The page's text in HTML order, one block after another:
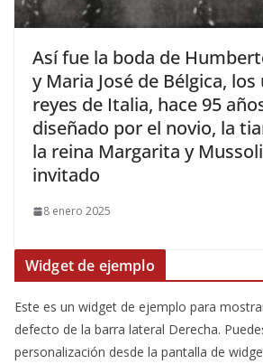
​Así fue la boda de
y Maria José de Bélgica,
reyes de Italia, hace 95
diseñado por el novio, la
la reina Margarita y
invitado
8 enero 2025
Widget de ejemplo
Este es un widget de ejemplo para
defecto de la barra lateral Derecha.
personalización desde la pantalla de